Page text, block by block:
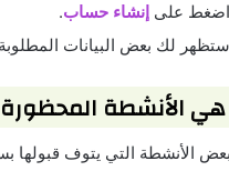
اضغط على إنشاء حساب.
ستظهر لك بعض البيانات
هي الأنشطة
الأنشطة التي يتوف قبولها